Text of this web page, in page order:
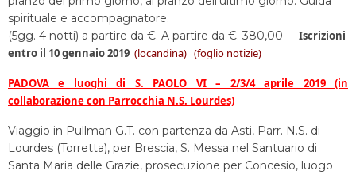
spirituale e accompagnatore.
(5gg. 4 notti) a partire da €. A partire da €. 380,00 Iscrizioni
entro il 10 gennaio 2019 (locandina) (foglio notizie)
PADOVA e luoghi di S. PAOLO VI – 2/3/4 aprile 2019 (in
collaborazione con Parrocchia N.S. Lourdes)
Viaggio in Pullman G.T. con partenza da Asti, Parr. N.S. di
Lourdes (Torretta), per Brescia, S. Messa nel Santuario di
Santa Maria delle Grazie, prosecuzione per Concesio, luogo